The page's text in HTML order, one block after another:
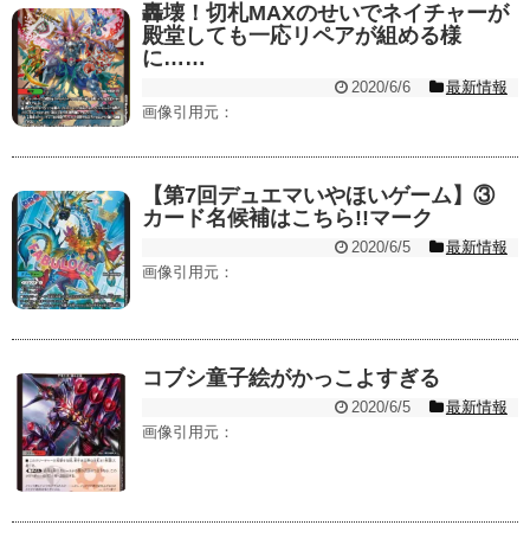
轟壊！切札MAXのせいでネイチャーが
殿堂しても一応リペアが組める様
に……
2020/6/6
最新情報
画像引用元：
【第7回デュエマいやほいゲーム】③
カード名候補はこちら!!マーク
2020/6/5
最新情報
画像引用元：
コブシ童子絵がかっこよすぎる
2020/6/5
最新情報
画像引用元：